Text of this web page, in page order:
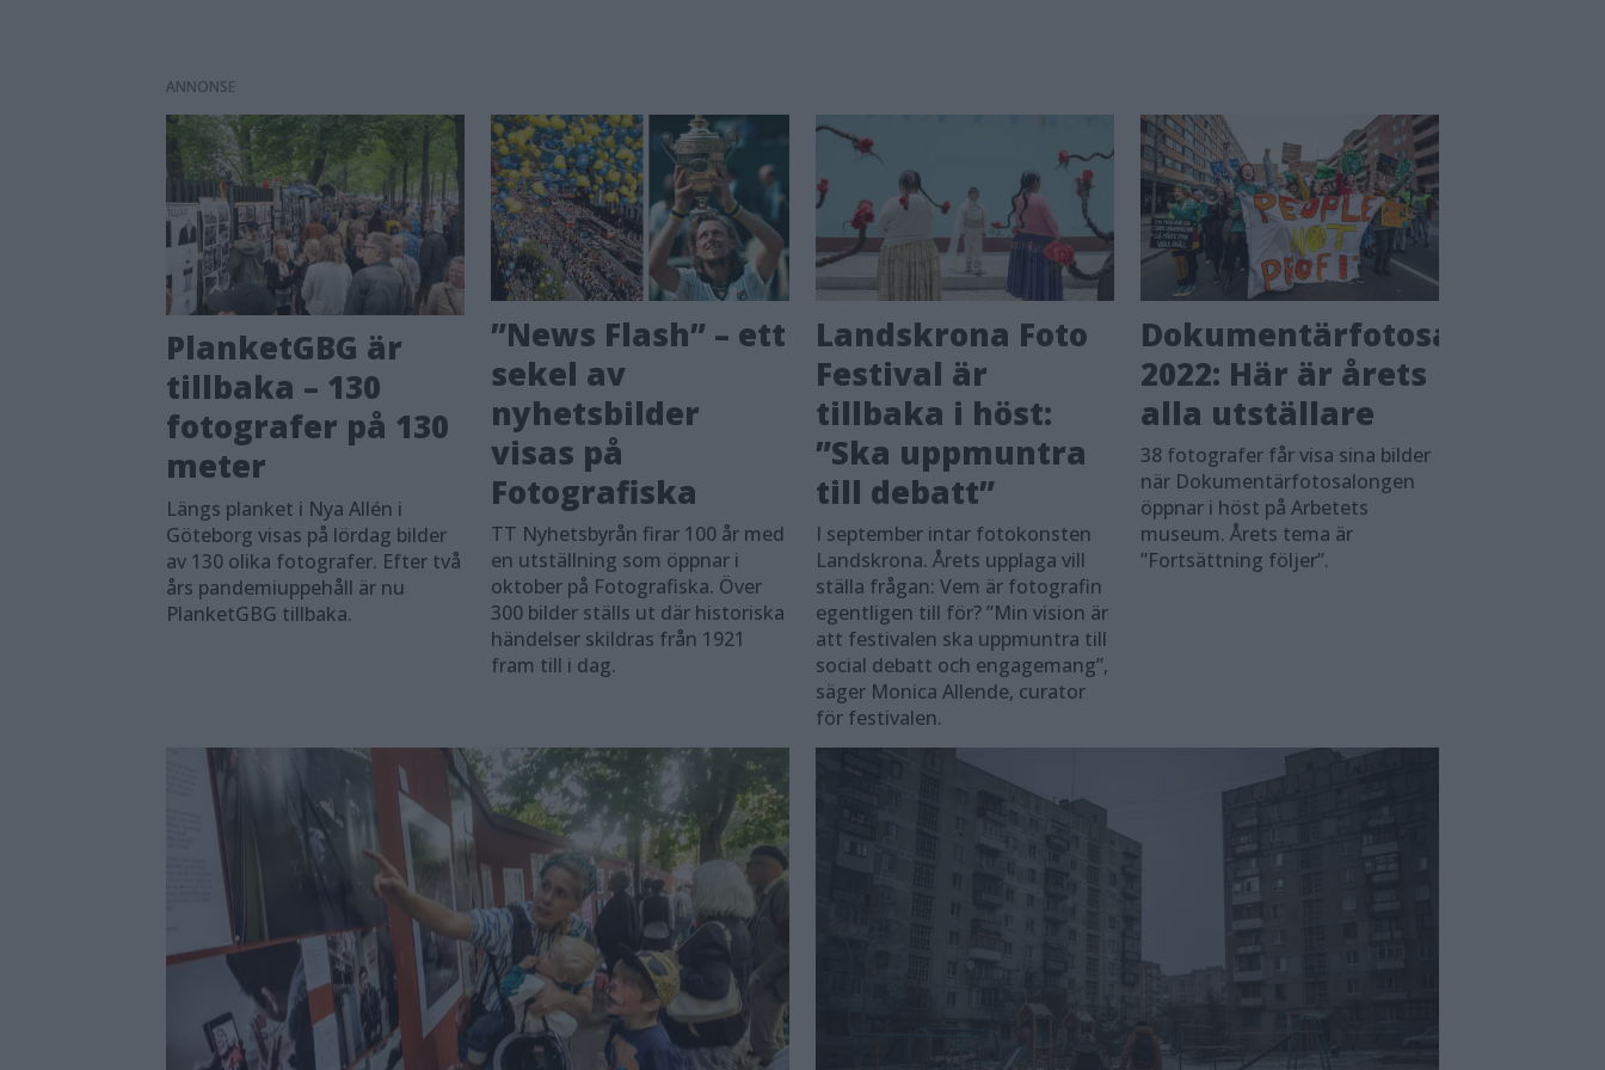
ANNONS
PlanketGBG är
tillbaka – 130
fotografer på 130
meter
Längs planket i Nya Allén i
Göteborg visas på lördag bilder
av 130 olika fotografer. Efter två
års pandemiuppehåll är nu
PlanketGBG tillbaka.
”News Flash” – ett
sekel av
nyhetsbilder
visas på
Fotografiska
TT Nyhetsbyrån firar 100 år med
en utställning som öppnar i
oktober på Fotografiska. Över
300 bilder ställs ut där historiska
händelser skildras från 1921
fram till i dag.
Landskrona Foto
Festival är
tillbaka i höst:
”Ska uppmuntra
till debatt”
I september intar fotokonsten
Landskrona. Årets upplaga vill
ställa frågan: Vem är fotografin
egentligen till för? ”Min vision är
att festivalen ska uppmuntra till
social debatt och engagemang”,
säger Monica Allende, curator
för festivalen.
Dokumentärfotosalong
2022: Här är årets
alla utställare
38 fotografer får visa sina bilder
när Dokumentärfotosalongen
öppnar i höst på Arbetets
museum. Årets tema är
”Fortsättning följer”.